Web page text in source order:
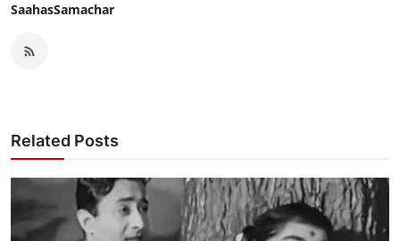
SaahasSamachar
Related Posts